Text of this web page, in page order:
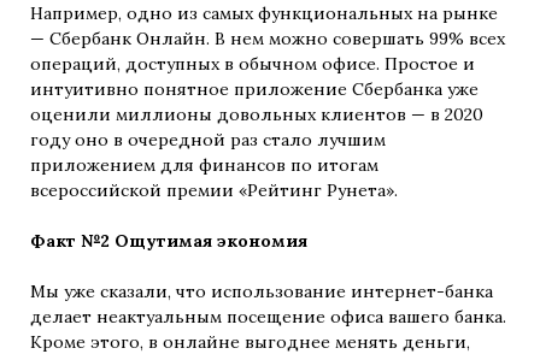
Например, одно из самых функциональных на рынке
— Сбербанк Онлайн. В нем можно совершать 99% всех
операций, доступных в обычном офисе. Простое и
интуитивно понятное приложение Сбербанка уже
оценили миллионы довольных клиентов — в 2020
году оно в очередной раз стало лучшим
приложением для финансов по итогам
всероссийской премии «Рейтинг Рунета».
Факт №2 Ощутимая экономия
Мы уже сказали, что использование интернет-банка
делает неактуальным посещение офиса вашего банка.
Кроме этого, в онлайне выгоднее менять деньги,